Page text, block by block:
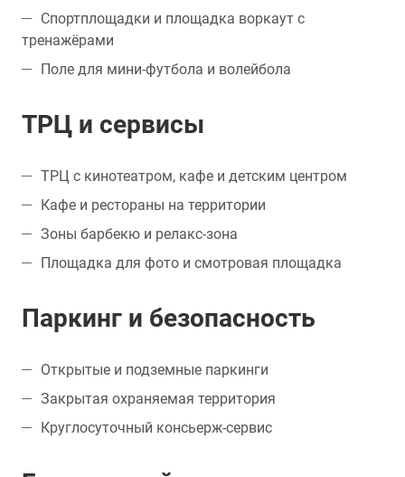
Спортплощадки и площадка воркаут с
тренажёрами
Поле для мини-футбола и волейбола
ТРЦ и сервисы
ТРЦ с кинотеатром, кафе и детским центром
Кафе и рестораны на территории
Зоны барбекю и релакс-зона
Площадка для фото и смотровая площадка
Паркинг и безопасность
Открытые и подземные паркинги
Закрытая охраняемая территория
Круглосуточный консьерж-сервис